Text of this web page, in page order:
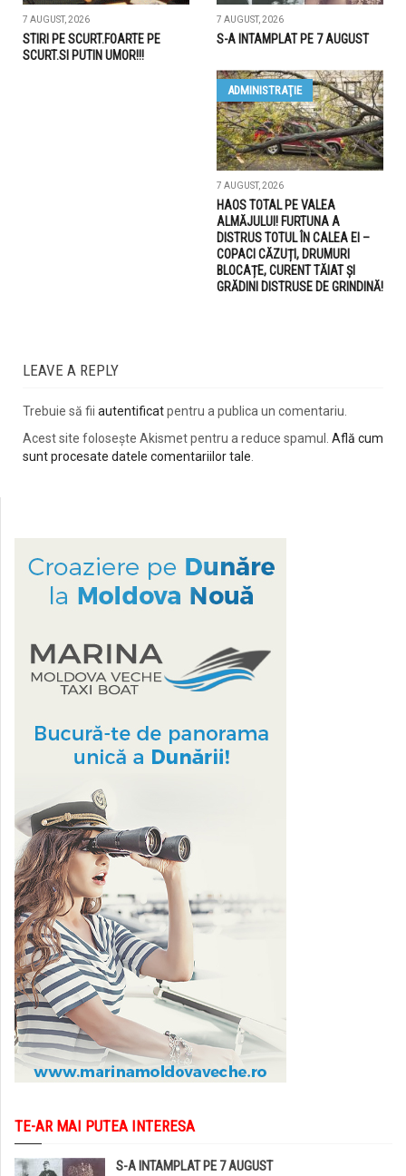
7 AUGUST, 2026
STIRI PE SCURT.FOARTE PE
SCURT.SI PUTIN UMOR!!!
7 AUGUST, 2026
S-A INTAMPLAT PE 7 AUGUST
ADMINISTRAŢIE
7 AUGUST, 2026
HAOS TOTAL PE VALEA
ALMĂJULUI! FURTUNA A
DISTRUS TOTUL ÎN CALEA EI –
COPACI CĂZUȚI, DRUMURI
BLOCAȚE, CURENT TĂIAT ȘI
GRĂDINI DISTRUSE DE GRINDINĂ!
LEAVE A REPLY
Trebuie să fii autentificatpentru a publica un comentariu.
Acest site folosește Akismet pentru a reduce spamul. Află cum
sunt procesate datele comentariilor tale
TE-AR MAI PUTEA INTERESA
S-A INTAMPLAT PE 7 AUGUST